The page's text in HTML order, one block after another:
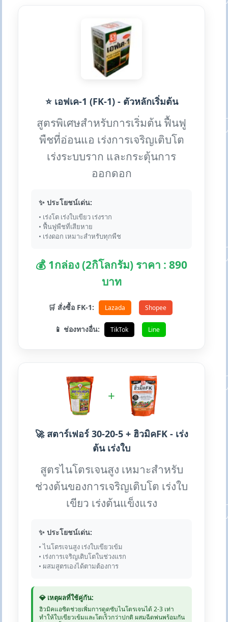
⭐ เอฟเค-1 (FK-1) - ตัวหลักเริ่มต้น
สูตรพิเศษสำหรับการเริ่มต้น ฟื้นฟู
พืชที่อ่อนแอ เร่งการเจริญเติบโต
เร่งระบบราก และกระตุ้นการ
ออกดอก
✨ ประโยชน์เด่น:
• เร่งโต เร่งใบเขียว เร่งราก
• ฟื้นฟูพืชที่เสียหาย
• เร่งดอก เหมาะสำหรับทุกพืช
💰 1กล่อง (2กิโลกรัม) ราคา : 890
บาท
🛒 สั่งซื้อ FK-1: Lazada Shopee
📱 ช่องทางอื่น: TikTok Line
+
🚀 สตาร์เฟอร์ 30-20-5 + ฮิวมิคFK - เร่ง
ต้น เร่งใบ
สูตรไนโตรเจนสูง เหมาะสำหรับ
ช่วงต้นของการเจริญเติบโต เร่งใบ
เขียว เร่งต้นแข็งแรง
✨ ประโยชน์เด่น:
• ไนโตรเจนสูง เร่งใบเขียวเข้ม
• เร่งการเจริญเติบโตในช่วงแรก
• ผสมสูตรเองได้ตามต้องการ
💎 เหตุผลที่ใช้คู่กัน:
ฮิวมิคแอซิดช่วยเพิ่มการดูดซับไนโตรเจนได้ 2-3 เท่า
ทำให้ใบเขียวเข้มและโตเร็วกว่าปกติ ผสมฉีดพ่นพร้อมกัน